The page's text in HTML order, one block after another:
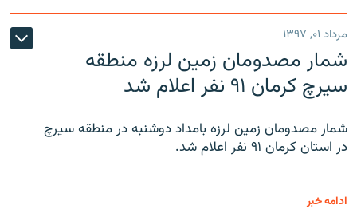
مرداد ۰۱, ۱۳۹۷
شمار مصدومان زمین لرزه منطقه
سیرچ کرمان ۹۱ نفر اعلام شد
شمار مصدومان زمین لرزه بامداد دوشنبه در منطقه سیرچ
در استان کرمان ۹۱ نفر اعلام شد.
ادامه خبر